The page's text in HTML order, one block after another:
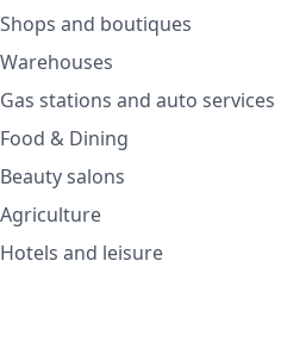
Shops and boutiques
Warehouses
Gas stations and auto services
Food & Dining
Beauty salons
Agriculture
Hotels and leisure